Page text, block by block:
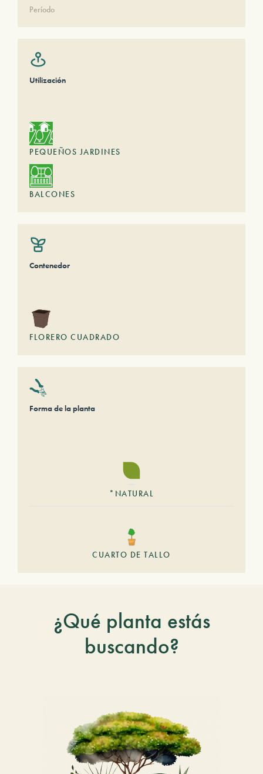
Período
Utilización
PEQUEÑOS JARDINES
BALCONES
Contenedor
FLORERO CUADRADO
Forma de la planta
*NATURAL
CUARTO DE TALLO
¿Qué planta estás
buscando?